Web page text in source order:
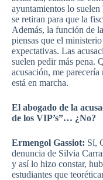
ayuntamientos lo suelen
se retiran para que la
Además, la función de
piensas que el
expectativas. Las
suelen pedir más pena.
acusación, me
está en marcha.
El abogado de la
de los VIP’s”… ¿No?
Ermengol Gassiot: Sí,
denuncia de Silvia
y así lo hizo constar,
estudiantes que